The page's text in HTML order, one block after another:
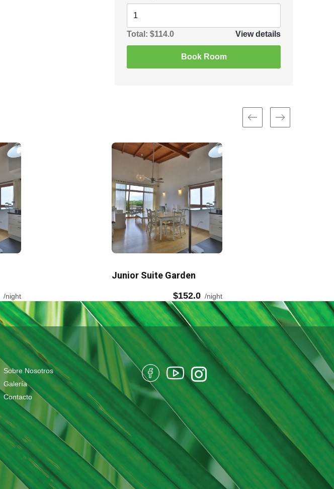
Total: $114.0 View details
Book Room
night
Junior Suite Garden
$139.0 night
Sobre Nosotros
Galería
Contacto